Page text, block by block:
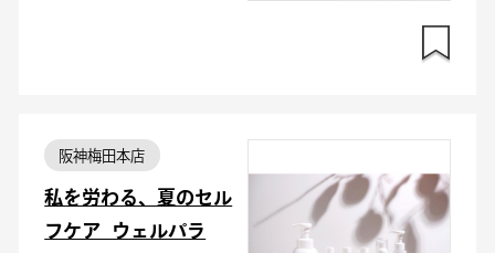
阪神梅田本店
私を労わる、夏のセル
フケア_ウェルパラ